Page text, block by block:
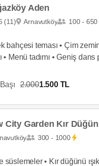
Aden
(11) Arnavutköy 100 - 650
bahçesi teması • Çim
• Menü tadımı • Geniş
2.0001.500 TL
City Garden Kır
300 - 1000
süslemeler • Kır düğünü